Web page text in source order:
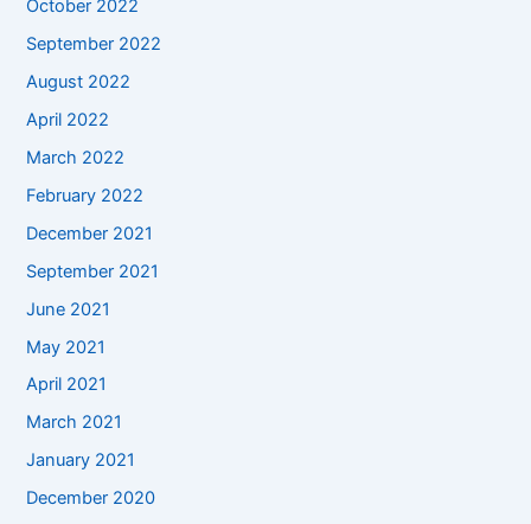
October 2022
September 2022
August 2022
April 2022
March 2022
February 2022
December 2021
September 2021
June 2021
May 2021
April 2021
March 2021
January 2021
December 2020